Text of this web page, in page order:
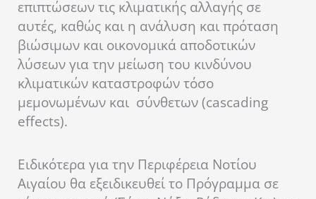
επιπτώσεων τις κλιματικής αλλαγής σε
αυτές, καθώς και η ανάλυση και πρόταση
βιώσιμων και οικονομικά αποδοτικών
λύσεων για την μείωση του κινδύνου
κλιματικών καταστροφών τόσο
μεμονωμένων και σύνθετων (cascading
effects).
Ειδικότερα για την Περιφέρεια Νοτίου
Αιγαίου θα εξειδικευθεί το Πρόγραμμα σε